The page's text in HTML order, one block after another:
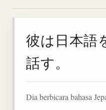
彼は日本語
話す。
Dia berbicara bahasa